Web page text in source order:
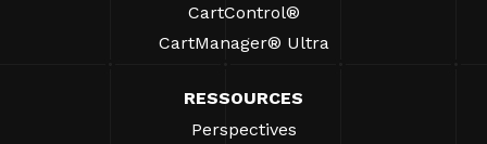
CartControl®
CartManager® Ultra
RESSOURCES
Perspectives